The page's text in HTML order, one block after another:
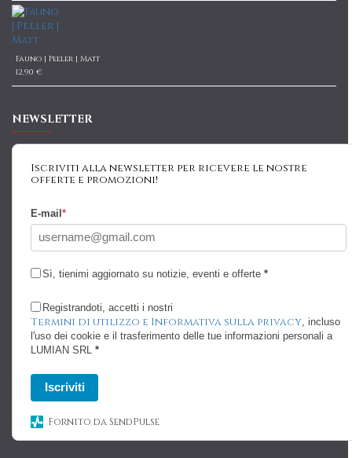
Fauno | Peeler | Matt
12,90 €
NEWSLETTER
Iscriviti alla newsletter per ricevere le nostre
offerte e promozioni!
E-mail *
Sì, tienimi aggiornato su notizie, eventi e offerte *
Registrandoti, accetti i nostri
Termini di utilizzo e Informativa sulla privacy , incluso
l'uso dei cookie e il trasferimento delle tue informazioni personali a
LUMIAN SRL
*
Iscriviti
Fornito da SendPulse